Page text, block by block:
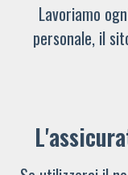
Lavoriamo
personale, il